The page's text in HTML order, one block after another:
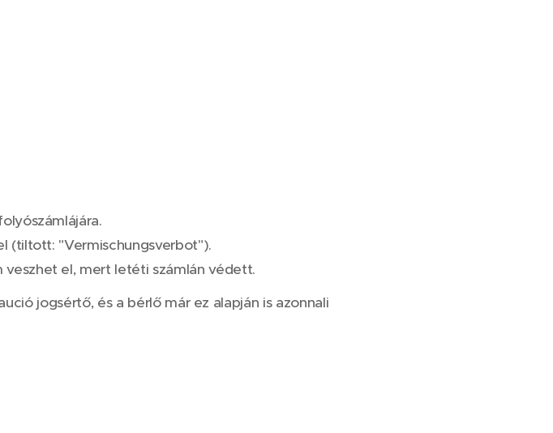
(tiltott: "Vermischungsverbot").
veszhet el, mert letéti számlán védett.
jogsértő, és a bérlő már ez alapján is azonnali